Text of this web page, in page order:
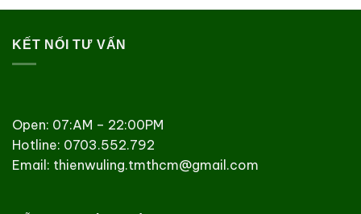
KẾT NỐI TƯ VẤN
Open: 07:AM – 22:00PM
Hotline: 0703.552.792
Email: thienwuling.tmthcm@gmail.com